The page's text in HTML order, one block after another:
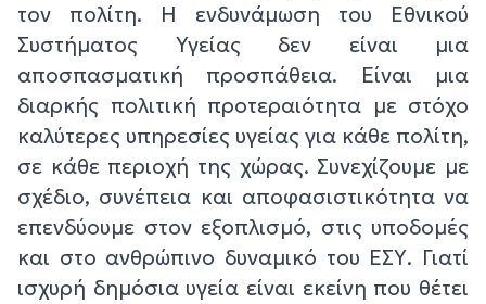
τον πολίτη. Η ενδυνάμωση του Εθνικού
Συστήματος Υγείας δεν είναι μια
αποσπασματική προσπάθεια. Είναι μια
διαρκής πολιτική προτεραιότητα με στόχο
καλύτερες υπηρεσίες υγείας για κάθε πολίτη,
σε κάθε περιοχή της χώρας. Συνεχίζουμε με
σχέδιο, συνέπεια και αποφασιστικότητα να
επενδύουμε στον εξοπλισμό, στις υποδομές
και στο ανθρώπινο δυναμικό του ΕΣΥ. Γιατί
ισχυρή δημόσια υγεία είναι εκείνη που θέτει